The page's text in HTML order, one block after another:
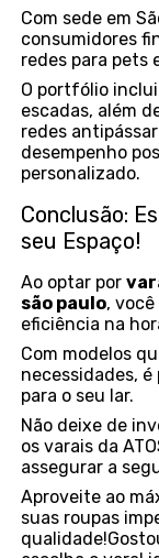
Com sede em
consumidores
redes para pets
O portfólio
escadas, além
redes
desempenho
personalizado.
Conclusão:
seu Espaço!
Ao optar por
são paulo,
eficiência na
Com modelos
necessidades,
para o seu lar.
Não deixe de
os varais da
assegurar a
Aproveite ao
suas roupas